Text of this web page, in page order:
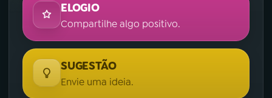
ELOGIO
Compartilhe algo positivo.
SUGESTÃO
Envie uma ideia.